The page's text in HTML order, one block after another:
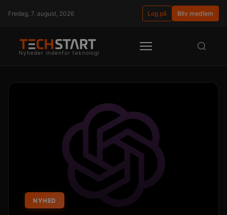
Fredag, 7. august, 2026 Log på Bliv medlem
Nyheder indenfor teknologi
NYHED